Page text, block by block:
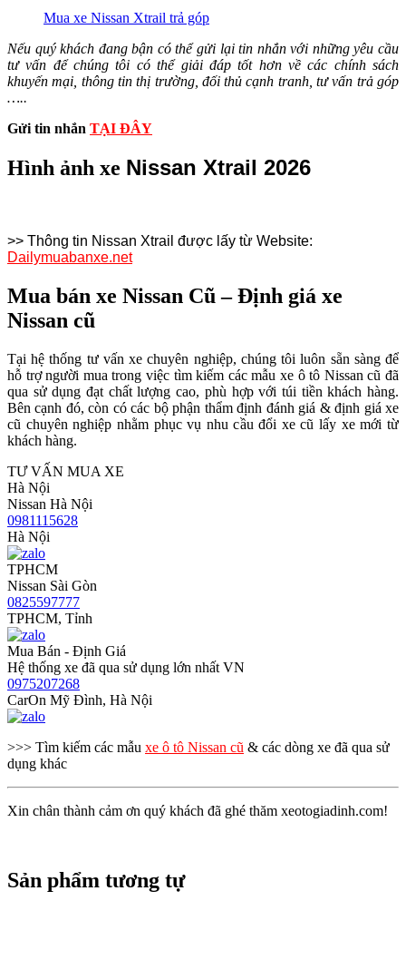
Mua xe Nissan Xtrail trả góp
Nếu quý khách đang bận có thể gửi lại tin nhắn với những yêu cầu
tư vấn để chúng tôi có thể giải đáp tốt hơn về các chính sách
khuyến mại, thông tin thị trường, đối thủ cạnh tranh, tư vấn trả góp
…..
Gửi tin nhắn TẠI ĐÂY
Hình ảnh xe Nissan Xtrail 2026
>> Thông tin Nissan Xtrail được lấy từ Website:
Dailymuabanxe.net
Mua bán xe Nissan Cũ – Định giá xe
Nissan cũ
Tại hệ thống tư vấn xe chuyên nghiệp, chúng tôi luôn sẵn sàng để
hỗ trợ người mua trong việc tìm kiếm các mẫu xe ô tô Nissan cũ đã
qua sử dụng đạt chất lượng cao, phù hợp với túi tiền khách hàng.
Bên cạnh đó, còn có các bộ phận thẩm định đánh giá & định giá xe
cũ chuyên nghiệp nhằm phục vụ nhu cầu đổi xe cũ lấy xe mới từ
khách hàng.
TƯ VẤN MUA XE
Hà Nội
Nissan Hà Nội
0981115628
Hà Nội
TPHCM
Nissan Sài Gòn
0825597777
TPHCM, Tỉnh
Mua Bán - Định Giá
Hệ thống xe đã qua sử dụng lớn nhất VN
0975207268
CarOn Mỹ Đình, Hà Nội
>>> Tìm kiếm các mẫu xe ô tô Nissan cũ & các dòng xe đã qua sử
dụng khác
Xin chân thành cảm ơn quý khách đã ghé thăm xeotogiadinh.com!
Sản phẩm tương tự